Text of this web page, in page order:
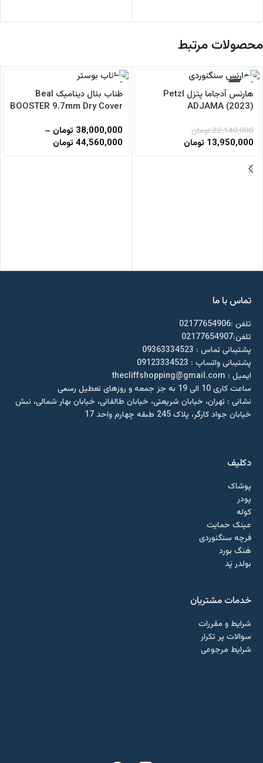
محصولات مرتبط
-37%
هارنس آدجاما پتزل Petzl
ADJAMA (2023)
22,140,000تومان
13,950,000 تومان
طناب بئال دینامیک Beal
BOOSTER 9.7mm Dry Cover
38,000,000 تومان –
44,560,000 تومان
تماس با ما
تلفن :02177654906
تلفن:02177654907
پشتیبانی تماس : 09363334523
پشتیبانی واتساپ : 09123334523
ايميل : thecliffshopping@gmail.com
ساعت کاری 10 الی 19 به جز جمعه و روزهای تعطیل رسمی
نشانی : تهران، خیابان شریعتی، خیابان طالقانی، خیابان بهار شمالی، نبش
خیابان جواد کارگر، پلاک 245 طبقه چهارم واحد 17
دکلیف​
پوشاک
پودر
کوله
عینک حمایت
فرچه سنگنوردی
هَنگ بورد
بولدر پَد
خدمات مشتریان
شرایط و مقررات
سوالات پر تکرار
شرایط مرجوعی